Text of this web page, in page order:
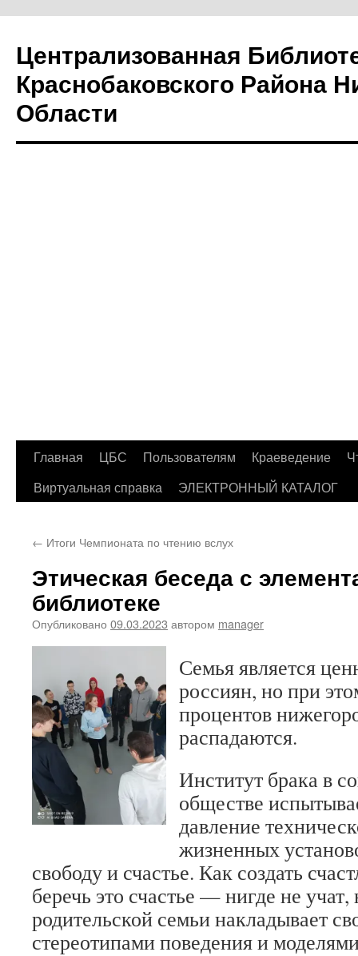
Централизованная
Краснобаковского Района
Области
Перейти
Главная ЦБС Пользователям Краеведение
Виртуальная справка
ЭЛЕКТРОННЫЙ КАТАЛОГ
← Итоги Чемпионата по чтению вслух
Этическая беседа с
библиотеке
Опубликовано 09.03.2023 автором manager
Семья является
россиян, но при
процентов
распадаются.
Институт брака в
обществе
давление
жизненных
свободу и счастье. Как создать
беречь это счастье — нигде не
родительской семьи накладывает
стереотипами поведения и